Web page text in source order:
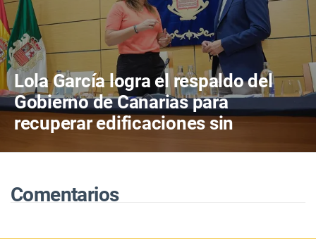
Lola García logra el respaldo del
Gobierno de Canarias para
recuperar edificaciones sin
Comentarios